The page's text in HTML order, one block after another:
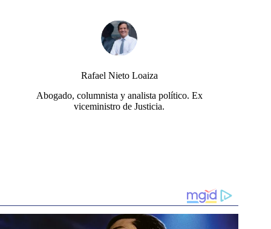
Rafael Nieto Loaiza
Abogado, columnista y analista político. Ex
viceministro de Justicia.